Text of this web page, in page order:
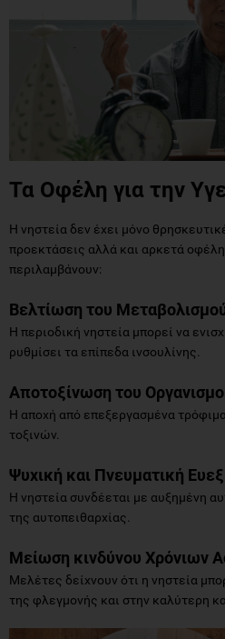
Τα Οφέλη για την
Η νηστεία δεν έχει μόνο
προεκτάσεις αλλά και αρκετά οφέλη
περιλαμβάνουν:
Βελτίωση του
Η περιοδική νηστεία μπορεί να
ρυθμίσει τα επίπεδα ινσουλίνης.
Αποτοξίνωση του
Η αποχή από επεξεργασμένα
τοξινών.
Ψυχική και Πνευματική
Η νηστεία συνδέεται με αυξημένη
της αυτοπειθαρχίας.
Μείωση κινδύνου Χρόνιων
Μελέτες δείχνουν ότι η νηστεία
της φλεγμονής και στην καλύτερη